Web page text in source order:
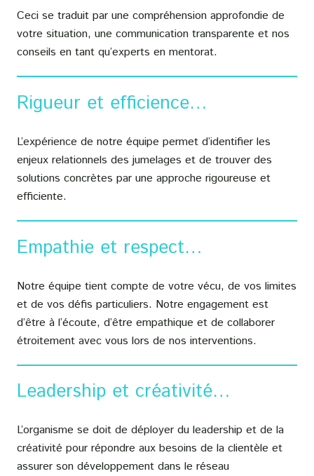
Ceci se traduit par une compréhension approfondie de
votre situation, une communication transparente et nos
conseils en tant qu’experts en mentorat.
Rigueur et efficience…
L’expérience de notre équipe permet d’identifier les
enjeux relationnels des jumelages et de trouver des
solutions concrètes par une approche rigoureuse et
efficiente.
Empathie et respect…
Notre équipe tient compte de votre vécu, de vos limites
et de vos défis particuliers. Notre engagement est
d’être à l’écoute, d’être empathique et de collaborer
étroitement avec vous lors de nos interventions.
Leadership et créativité…
L’organisme se doit de déployer du leadership et de la
créativité pour répondre aux besoins de la clientèle et
assurer son développement dans le réseau